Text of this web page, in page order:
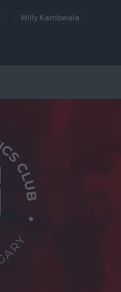
Willy Kambwala